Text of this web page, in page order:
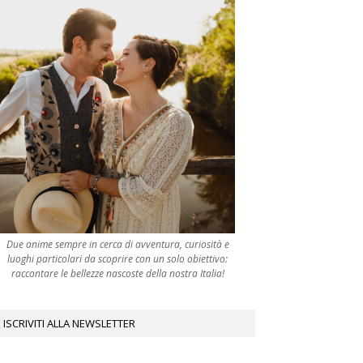
Due anime sempre in cerca di avventura, curiosità e
luoghi particolari da scoprire con un solo obiettivo:
raccontare le bellezze nascoste della nostra Italia!
ISCRIVITI ALLA NEWSLETTER